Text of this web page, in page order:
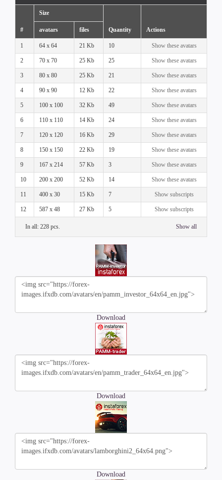
#
Size
Quantity Actions
avatars files
1 64 x 64 21 Kb 10 Show these avatars
2 70 x 70 25 Kb 25 Show these avatars
3 80 x 80 25 Kb 21 Show these avatars
4 90 x 90 12 Kb 22 Show these avatars
5 100 x 100 32 Kb 49 Show these avatars
6 110 x 110 14 Kb 24 Show these avatars
7 120 x 120 16 Kb 29 Show these avatars
8 150 x 150 22 Kb 19 Show these avatars
9 167 x 214 57 Kb 3 Show these avatars
10 200 x 200 52 Kb 14 Show these avatars
11 400 x 30 15 Kb 7 Show subscripts
12 587 x 48 27 Kb 5 Show subscripts
In all: 228 pcs. Show all
Download
Download
Download